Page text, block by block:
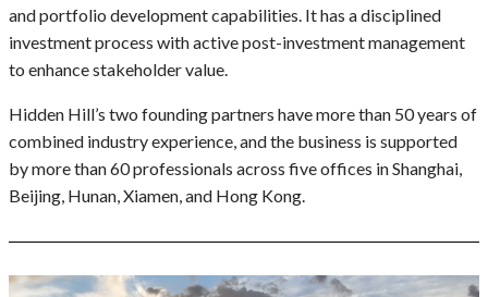
and portfolio development capabilities. It has a disciplined
investment process with active post-investment management
to enhance stakeholder value.
Hidden Hill’s two founding partners have more than 50 years of
combined industry experience, and the business is supported
by more than 60 professionals across five offices in Shanghai,
Beijing, Hunan, Xiamen, and Hong Kong.